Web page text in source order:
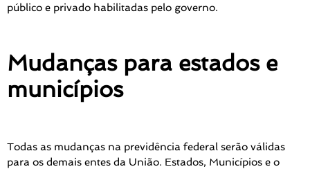
público e privado habilitadas pelo governo.
Mudanças para estados e
municípios
Todas as mudanças na previdência federal serão válidas
para os demais entes da União. Estados, Municípios e o